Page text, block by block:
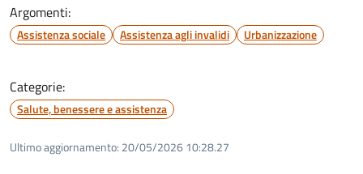
Argomenti:
Assistenza sociale Assistenza agli invalidi Urbanizzazione
Categorie:
Salute, benessere e assistenza
Ultimo aggiornamento: 20/05/2026 10:28.27